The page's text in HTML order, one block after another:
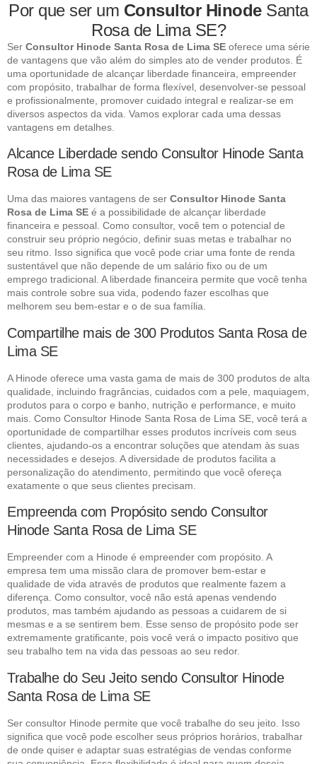
Por que ser um Consultor HinodeSanta
Rosa de Lima SE?
Ser Consultor Hinode Santa Rosa de Lima SE oferece uma série
de vantagens que vão além do simples ato de vender produtos. É
uma oportunidade de alcançar liberdade financeira, empreender
com propósito, trabalhar de forma flexível, desenvolver-se pessoal
e profissionalmente, promover cuidado integral e realizar-se em
diversos aspectos da vida. Vamos explorar cada uma dessas
vantagens em detalhes.
Alcance Liberdade sendo Consultor Hinode Santa
Rosa de Lima SE
Uma das maiores vantagens de ser Consultor Hinode Santa
Rosa de Lima SE é a possibilidade de alcançar liberdade
financeira e pessoal. Como consultor, você tem o potencial de
construir seu próprio negócio, definir suas metas e trabalhar no
seu ritmo. Isso significa que você pode criar uma fonte de renda
sustentável que não depende de um salário fixo ou de um
emprego tradicional. A liberdade financeira permite que você tenha
mais controle sobre sua vida, podendo fazer escolhas que
melhorem seu bem-estar e o de sua família.
Compartilhe mais de 300 Produtos Santa Rosa de
Lima SE
A Hinode oferece uma vasta gama de mais de 300 produtos de alta
qualidade, incluindo fragrâncias, cuidados com a pele, maquiagem,
produtos para o corpo e banho, nutrição e performance, e muito
mais. Como Consultor Hinode Santa Rosa de Lima SE, você terá a
oportunidade de compartilhar esses produtos incríveis com seus
clientes, ajudando-os a encontrar soluções que atendam às suas
necessidades e desejos. A diversidade de produtos facilita a
personalização do atendimento, permitindo que você ofereça
exatamente o que seus clientes precisam.
Empreenda com Propósito sendo Consultor
Hinode Santa Rosa de Lima SE
Empreender com a Hinode é empreender com propósito. A
empresa tem uma missão clara de promover bem-estar e
qualidade de vida através de produtos que realmente fazem a
diferença. Como consultor, você não está apenas vendendo
produtos, mas também ajudando as pessoas a cuidarem de si
mesmas e a se sentirem bem. Esse senso de propósito pode ser
extremamente gratificante, pois você verá o impacto positivo que
seu trabalho tem na vida das pessoas ao seu redor.
Trabalhe do Seu Jeito sendo Consultor Hinode
Santa Rosa de Lima SE
Ser consultor Hinode permite que você trabalhe do seu jeito. Isso
significa que você pode escolher seus próprios horários, trabalhar
de onde quiser e adaptar suas estratégias de vendas conforme